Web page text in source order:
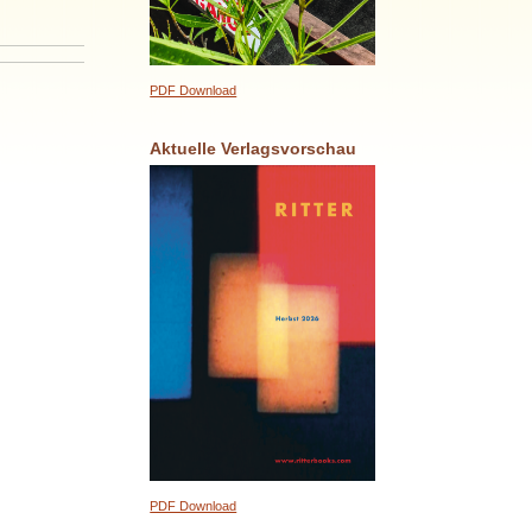
PDF Download
Aktuelle Verlagsvorschau
PDF Download